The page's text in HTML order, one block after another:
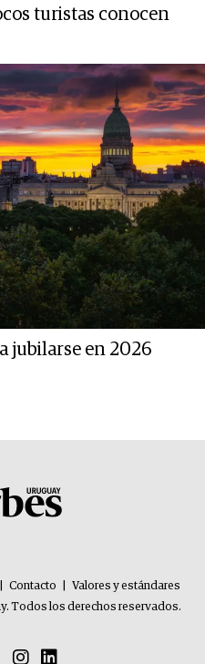
turistas conocen
jubilarse en 2026
Contacto
Valores y estándares
Todos los derechos reservados.